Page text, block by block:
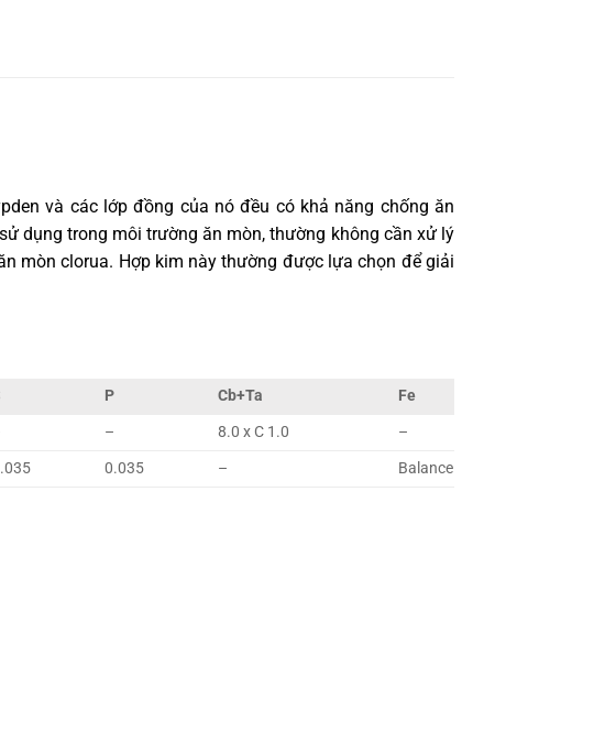
và các lớp đồng của nó đều có khả năng chống ăn
dụng trong môi trường ăn mòn, thường không cần xử lý
mòn clorua. Hợp kim này thường được lựa chọn để giải
P Cb+Ta
Fe
– 8.0 x C 1.0
–
0.035 – Balance